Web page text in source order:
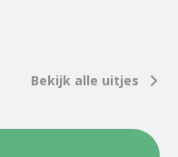
Bekijk alle uitjes